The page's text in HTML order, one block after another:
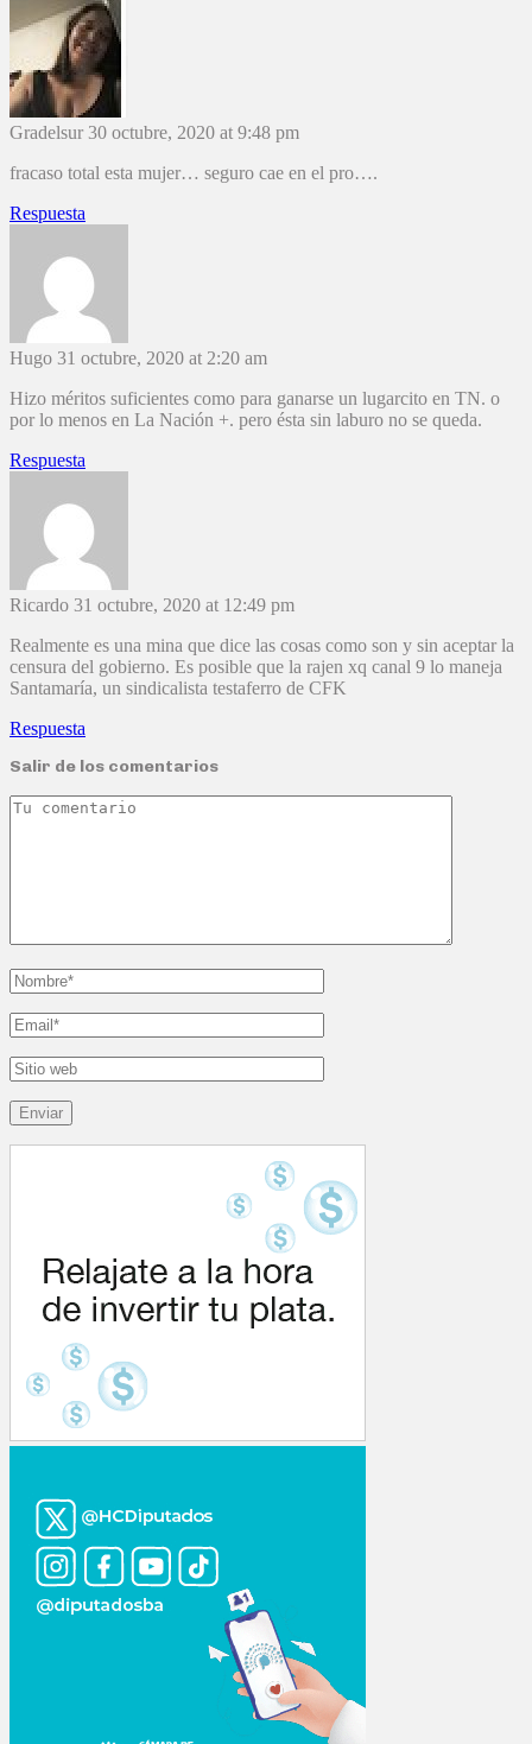
Gradelsur 30 octubre, 2020 at 9:48 pm
fracaso total esta mujer… seguro cae en el pro….
Respuesta
Hugo 31 octubre, 2020 at 2:20 am
Hizo méritos suficientes como para ganarse un lugarcito en TN. o
por lo menos en La Nación +. pero ésta sin laburo no se queda.
Respuesta
Ricardo 31 octubre, 2020 at 12:49 pm
Realmente es una mina que dice las cosas como son y sin aceptar la
censura del gobierno. Es posible que la rajen xq canal 9 lo maneja
Santamaría, un sindicalista testaferro de CFK
Respuesta
Salir de los comentarios